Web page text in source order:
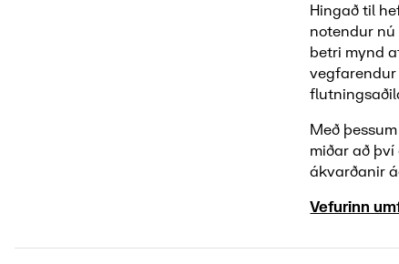
Hingað til
notendur
betri mynd
vegfarendur
Með
miðar að
ákvarðanir
Vefurinn